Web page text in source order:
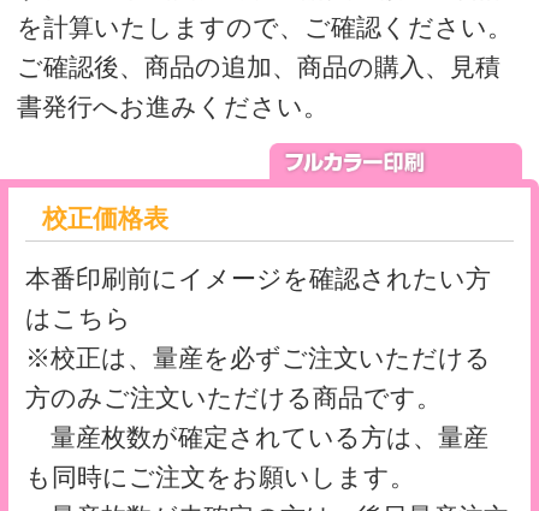
も同時にご注文をお願いします。
量産枚数が未確定の方は、後日量産注文
時に、備考欄に校正時の注文番号をお知ら
せください。
価格表
シアン、マゼンタ、イエロー、ブラック
の4色フルカラーに白打ちをする一番ポピ
ュラーなタイプの印刷です。
※白打ちは必須ではありません。
サイズ・仕様